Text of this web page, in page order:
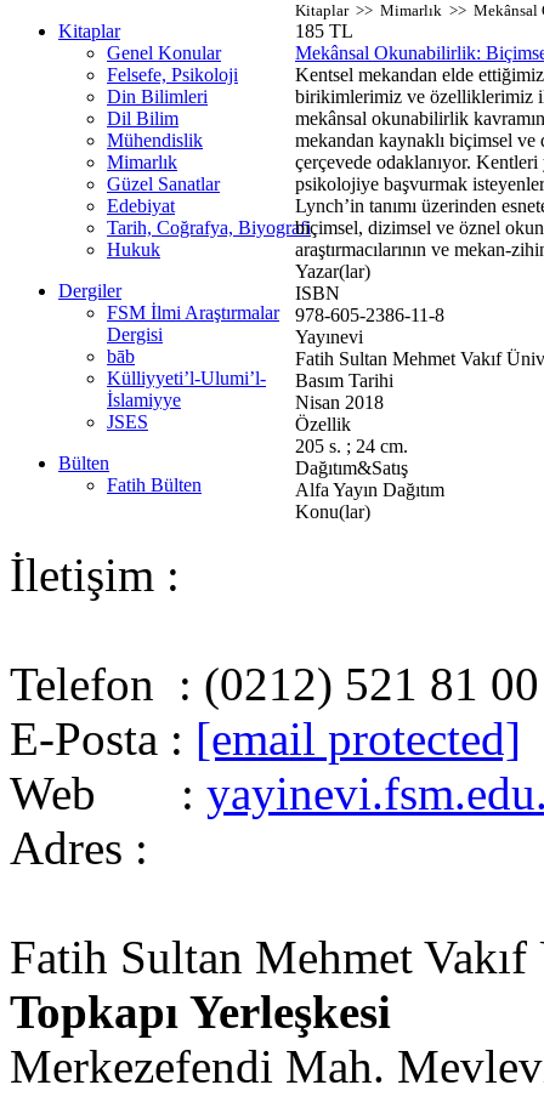
Kitaplar
Genel Konular
Felsefe, Psikoloji
Din Bilimleri
Dil Bilim
Mühendislik
Mimarlık
Güzel Sanatlar
Edebiyat
Tarih, Coğrafya, Biyografi
Hukuk
Dergiler
FSM İlmi Araştırmalar
Dergisi
bāb
Külliyyeti’l-Ulumi’l-
İslamiyye
JSES
Bülten
Fatih Bülten
Kitaplar >> Mimarlık >> Mekânsal
185 TL
Mekânsal Okunabilirlik:
Kentsel mekandan elde
birikimlerimiz ve özelliklerimiz
mekânsal okunabilirlik
mekandan kaynaklı biçimsel ve
çerçevede odaklanıyor.
psikolojiye başvurmak
Lynch’in tanımı üzerinden
biçimsel, dizimsel ve öznel
araştırmacılarının ve mekan-
Yazar(lar)
ISBN
978-605-2386-11-8
Yayınevi
Fatih Sultan Mehmet Vakıf
Basım Tarihi
Nisan 2018
Özellik
205 s. ; 24 cm.
Dağıtım&Satış
Alfa Yayın Dağıtım
Konu(lar)
İletişim :
Telefon : (0212) 521 81 00
E-Posta : [email protected]
Web :
Adres :
Fatih Sultan Mehmet Vakıf
Topkapı Yerleşkesi
Merkezefendi Mah.